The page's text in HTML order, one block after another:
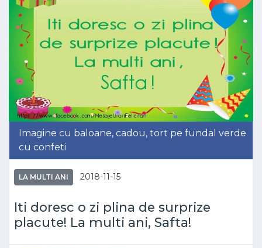
Imagine cu baloane, cadou, tort pe fundal verde
cu confeti
LA MULTI ANI 2018-11-15
Iti doresc o zi plina de surprize
placute! La multi ani, Safta!